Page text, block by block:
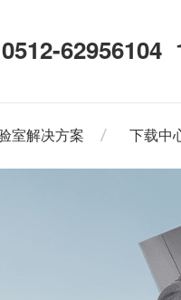
0512-62956104
室解决方案 下载中